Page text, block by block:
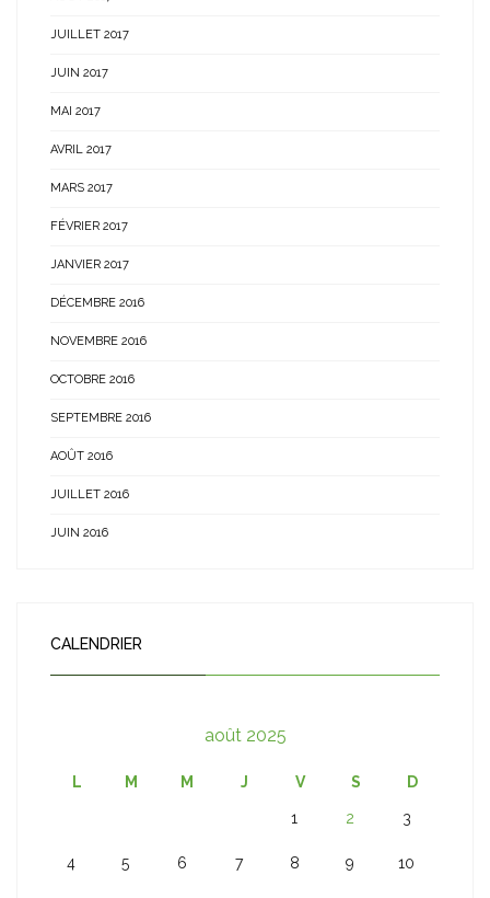
JUILLET 2017
JUIN 2017
MAI 2017
AVRIL 2017
MARS 2017
FÉVRIER 2017
JANVIER 2017
DÉCEMBRE 2016
NOVEMBRE 2016
OCTOBRE 2016
SEPTEMBRE 2016
AOÛT 2016
JUILLET 2016
JUIN 2016
CALENDRIER
août 2025
L M M J V S D
1 2 3
4 5 6 7 8 9 10